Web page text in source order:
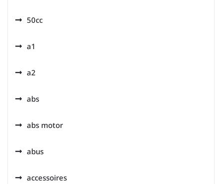
50cc
a1
a2
abs
abs motor
abus
accessoires